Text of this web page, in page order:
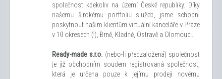
společnost kdekoliv na území České republiky. Díky
našemu širokému portfoliu služeb, jsme schopni
poskytnout našim klientům virtuální kanceláře v Praze
v 10 okresech (!), Brně, Kladně, Ostravě a Olomouci.
Ready-made s.r.o. (nebo-li předzaložená) společnost
je již obchodním soudem registrovaná společnost,
která je určena pouze k jejímu prodeji novému